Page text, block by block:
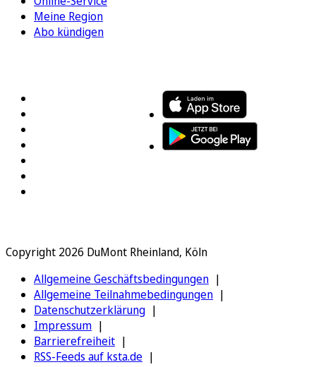
Meine Region
Abo kündigen
Copyright 2026 DuMont Rheinland, Köln
Allgemeine Geschäftsbedingungen
Allgemeine Teilnahmebedingungen
Datenschutzerklärung
Impressum
Barrierefreiheit
RSS-Feeds auf ksta.de